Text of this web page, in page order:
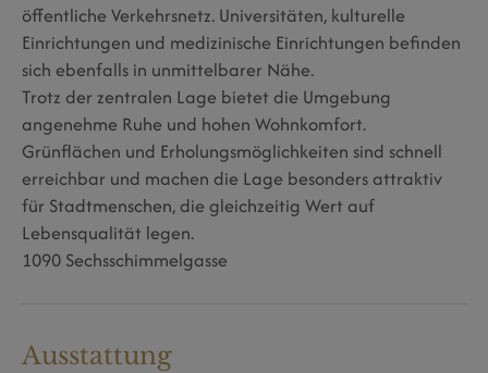
öffentliche Verkehrsnetz. Universitäten, kulturelle
Einrichtungen und medizinische Einrichtungen befinden
sich ebenfalls in unmittelbarer Nähe.
Trotz der zentralen Lage bietet die Umgebung
angenehme Ruhe und hohen Wohnkomfort.
Grünflächen und Erholungsmöglichkeiten sind schnell
erreichbar und machen die Lage besonders attraktiv
für Stadtmenschen, die gleichzeitig Wert auf
Lebensqualität legen.
1090 Sechsschimmelgasse
Ausstattung